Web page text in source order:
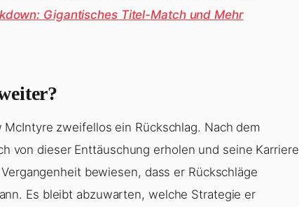
Gigantisches Titel-Match und Mehr
zweifellos ein Rückschlag. Nach dem
von dieser Enttäuschung erholen und seine Karriere
bewiesen, dass er Rückschläge
Es bleibt abzuwarten, welche Strategie er